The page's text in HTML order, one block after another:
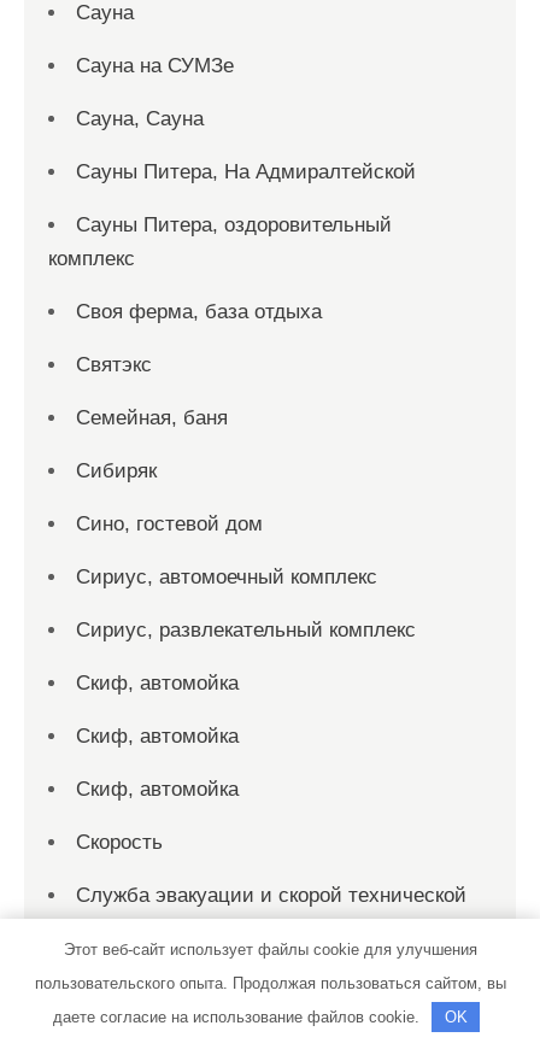
Сауна
Сауна на СУМЗе
Сауна, Сауна
Сауны Питера, На Адмиралтейской
Сауны Питера, оздоровительный
комплекс
Своя ферма, база отдыха
Святэкс
Семейная, баня
Сибиряк
Сино, гостевой дом
Сириус, автомоечный комплекс
Сириус, развлекательный комплекс
Скиф, автомойка
Скиф, автомойка
Скиф, автомойка
Скорость
Служба эвакуации и скорой технической
технической помощи
Солексавто-Сибирь, официальный дилер
Этот веб-сайт использует файлы cookie для улучшения
пользовательского опыта. Продолжая пользоваться сайтом, вы
даете согласие на использование файлов cookie.
OK